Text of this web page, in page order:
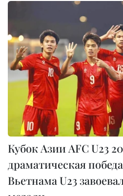
Кубок Азии AFC U23
драматическая
Вьетнама U23